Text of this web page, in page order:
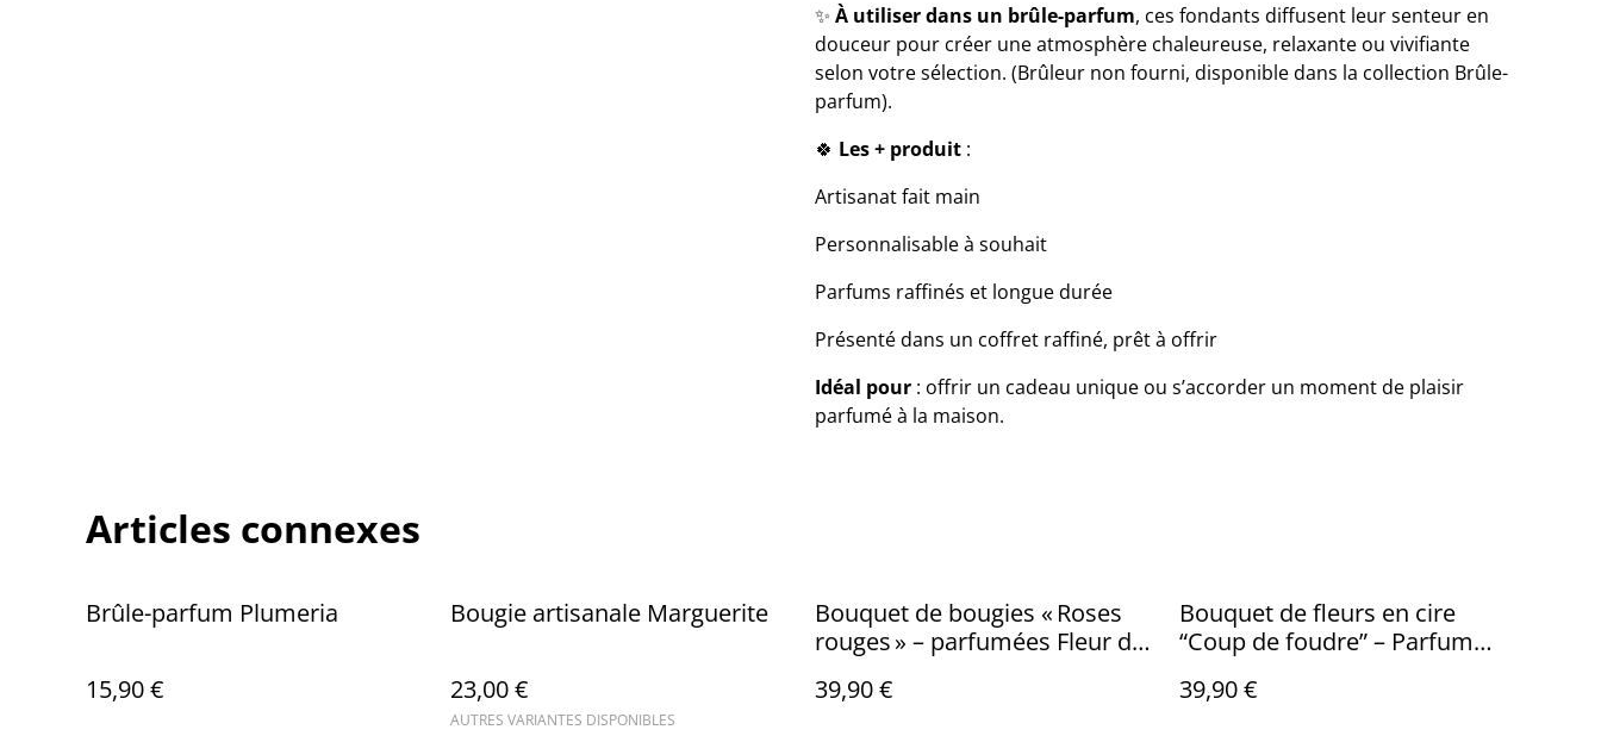
✨ À utiliser dans un brûle-parfum, ces fondants diffusent leur senteur en
douceur pour créer une atmosphère chaleureuse, relaxante ou vivifiante
selon votre sélection. (Brûleur non fourni, disponible dans la collection Brûle-
parfum).
🍀 Les + produit :
Artisanat fait main
Personnalisable à souhait
Parfums raffinés et longue durée
Présenté dans un coffret raffiné, prêt à offrir
Idéal pour : offrir un cadeau unique ou s’accorder un moment de plaisir
parfumé à la maison.
Articles connexes
Brûle-parfum Plumeria
15,90 €
Bougie artisanale Marguerite
23,00 €
AUTRES VARIANTES DISPONIBLES
Bouquet de bougies « Roses
rouges » – parfumées Fleur de
39,90 €
Bouquet de fleurs en cire
“Coup de foudre” – Parfum
39,90 €